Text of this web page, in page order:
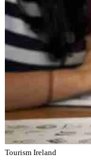
Tourism Ireland